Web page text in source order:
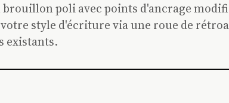
poli avec points d'ancrage
style d'écriture via une roue de
existants.